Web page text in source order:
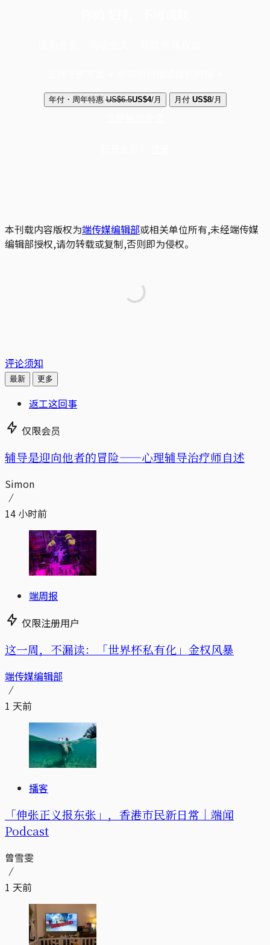
年付・周年特惠 US$6.5US$4/月 月付 US$8/月
本刊载内容版权为端传媒编辑部或相关单位所有,未经端传媒
编辑部授权,请勿转载或复制,否则即为侵权。
评论须知
最新 更多
返工这回事
仅限会员
辅导是迎向他者的冒险——心理辅导治疗师自述
Simon
14 小时前
端周报
仅限注册用户
这一周，不漏读：「世界杯私有化」金权风暴
端传媒编辑部
1 天前
播客
「伸张正义报东张」，香港市民新日常｜端闻
Podcast
曾雪雯
1 天前